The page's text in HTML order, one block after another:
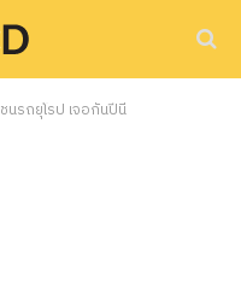
นรถยุโรป เจอกันปีนี้